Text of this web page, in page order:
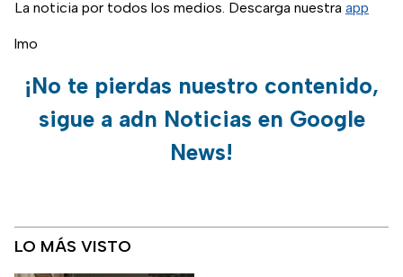
La noticia por todos los medios. Descarga nuestra app
lmo
¡No te pierdas nuestro contenido,
sigue a adn Noticias en Google
News!
LO MÁS VISTO